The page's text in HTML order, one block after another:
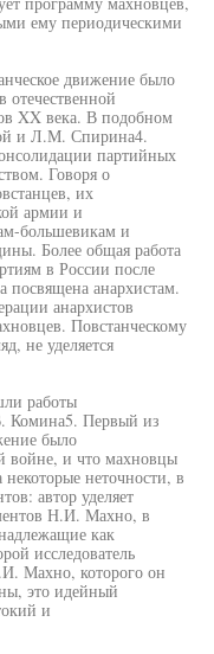
ему периодическими
движение было
отечественной
XX века. В подобном
и Л.М. Спирина4.
партийных
Говоря о
их
армии и
большевикам и
Более общая работа
в России после
посвящена анархистам.
анархистов
Повстанческому
не уделяется
работы
Комина5. Первый из
было
войне, и что махновцы
неточности, в
автор уделяет
Н.И. Махно, в
как
исследователь
Махно, которого он
это идейный
и